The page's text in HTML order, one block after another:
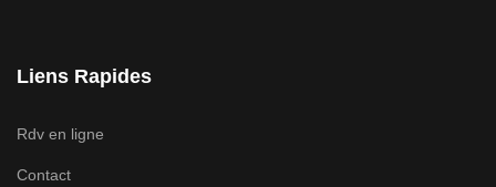
Liens Rapides
Rdv en ligne
Contact